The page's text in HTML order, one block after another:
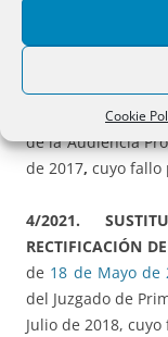
Cookie
20 de Febrero
2/2021.
FINCA DE
9 de Febrero
de la Audiencia
de 2017, cuyo fallo
4/2021.
RECTIFICACIÓN
de 18 de Mayo de
del Juzgado de
Julio de 2018,